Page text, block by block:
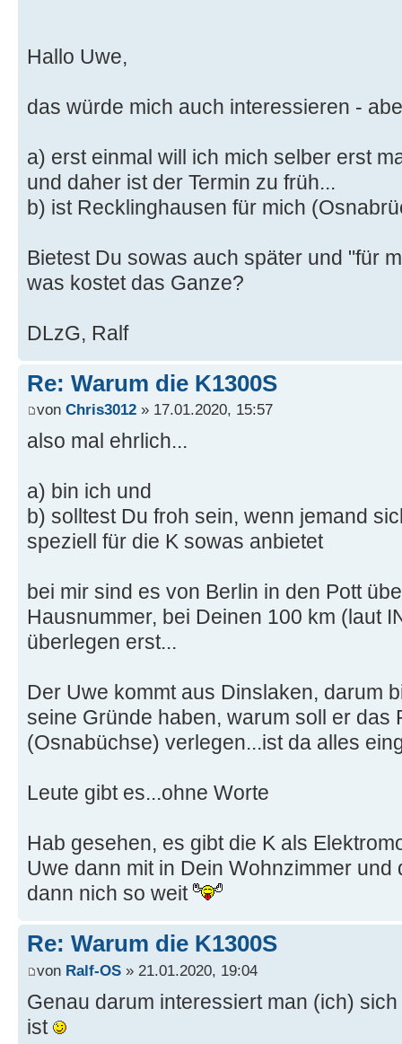
Hallo Uwe,
das würde mich auch interessieren -
a) erst einmal will ich mich selber erst
und daher ist der Termin zu früh...
b) ist Recklinghausen für mich
Bietest Du sowas auch später und "für
was kostet das Ganze?
DLzG, Ralf
Re: Warum die K1300S
von Chris3012 » 17.01.2020, 15:57
also mal ehrlich...
a) bin ich und
b) solltest Du froh sein, wenn jemand
speziell für die K sowas anbietet
bei mir sind es von Berlin in den Pott
Hausnummer, bei Deinen 100 km (laut
überlegen erst...
Der Uwe kommt aus Dinslaken, darum
seine Gründe haben, warum soll er das
(Osnabüchse) verlegen...ist da alles
Leute gibt es...ohne Worte
Hab gesehen, es gibt die K als
Uwe dann mit in Dein Wohnzimmer und
dann nich so weit
Re: Warum die K1300S
von Ralf-OS » 21.01.2020, 19:04
Genau darum interessiert man (ich)
ist